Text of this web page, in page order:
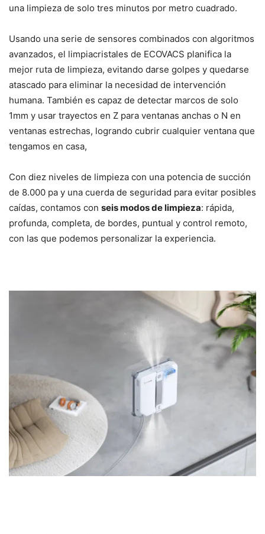
una limpieza de solo tres minutos por metro cuadrado.
Usando una serie de sensores combinados con algoritmos
avanzados, el limpiacristales de ECOVACS planifica la
mejor ruta de limpieza, evitando darse golpes y quedarse
atascado para eliminar la necesidad de intervención
humana. También es capaz de detectar marcos de solo
1mm y usar trayectos en Z para ventanas anchas o N en
ventanas estrechas, logrando cubrir cualquier ventana que
tengamos en casa,
Con diez niveles de limpieza con una potencia de succión
de 8.000 pa y una cuerda de seguridad para evitar posibles
caídas, contamos con seis modos de limpieza: rápida,
profunda, completa, de bordes, puntual y control remoto,
con las que podemos personalizar la experiencia.